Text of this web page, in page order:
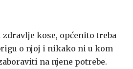
kose, općenito treba
o njoj i nikako ni u kom
na njene potrebe.